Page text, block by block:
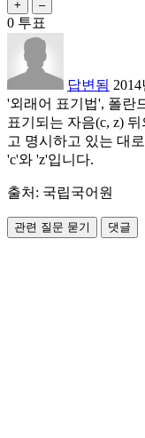
0 투표
답변됨
'외래어 표기법', 폴란
표기되는 자음(c, z)
고 명시하고 있는 대
'c'와 'z'입니다.
출처: 국립국어원